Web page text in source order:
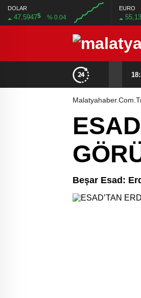
DOLAR
47,5947$ % 0.04
00:00
EURO
Beşar Esad: